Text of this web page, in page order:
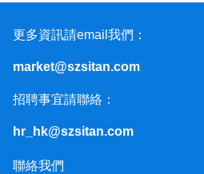
更多資訊請email我們：
market@szsitan.com
招聘事宜請聯絡：
hr_hk@szsitan.com
聯絡我們